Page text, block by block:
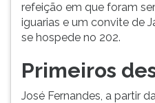
refeição em que foram
iguarias e um convite de
se hospede no 202.
Primeiros
José Fernandes, a partir